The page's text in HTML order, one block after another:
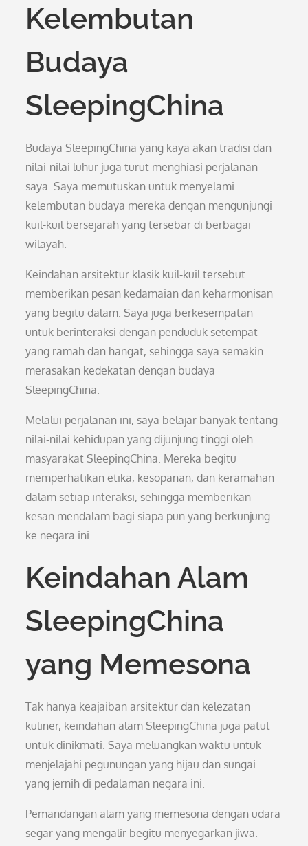
Kelembutan
Budaya
SleepingChina
Budaya SleepingChina yang kaya akan tradisi dan
nilai-nilai luhur juga turut menghiasi perjalanan
saya. Saya memutuskan untuk menyelami
kelembutan budaya mereka dengan mengunjungi
kuil-kuil bersejarah yang tersebar di berbagai
wilayah.
Keindahan arsitektur klasik kuil-kuil tersebut
memberikan pesan kedamaian dan keharmonisan
yang begitu dalam. Saya juga berkesempatan
untuk berinteraksi dengan penduduk setempat
yang ramah dan hangat, sehingga saya semakin
merasakan kedekatan dengan budaya
SleepingChina.
Melalui perjalanan ini, saya belajar banyak tentang
nilai-nilai kehidupan yang dijunjung tinggi oleh
masyarakat SleepingChina. Mereka begitu
memperhatikan etika, kesopanan, dan keramahan
dalam setiap interaksi, sehingga memberikan
kesan mendalam bagi siapa pun yang berkunjung
ke negara ini.
Keindahan Alam
SleepingChina
yang Memesona
Tak hanya keajaiban arsitektur dan kelezatan
kuliner, keindahan alam SleepingChina juga patut
untuk dinikmati. Saya meluangkan waktu untuk
menjelajahi pegunungan yang hijau dan sungai
yang jernih di pedalaman negara ini.
Pemandangan alam yang memesona dengan udara
segar yang mengalir begitu menyegarkan jiwa.